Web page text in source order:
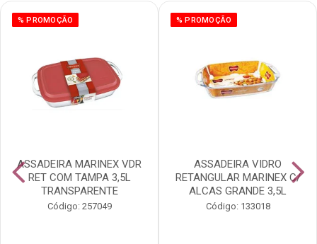
% PROMOÇÃO
ASSADEIRA MARINEX VDR
RET COM TAMPA 3,5L
TRANSPARENTE
Código: 257049
% PROMOÇÃO
ASSADEIRA VIDRO
RETANGULAR MARINEX C/
ALCAS GRANDE 3,5L
Código: 133018